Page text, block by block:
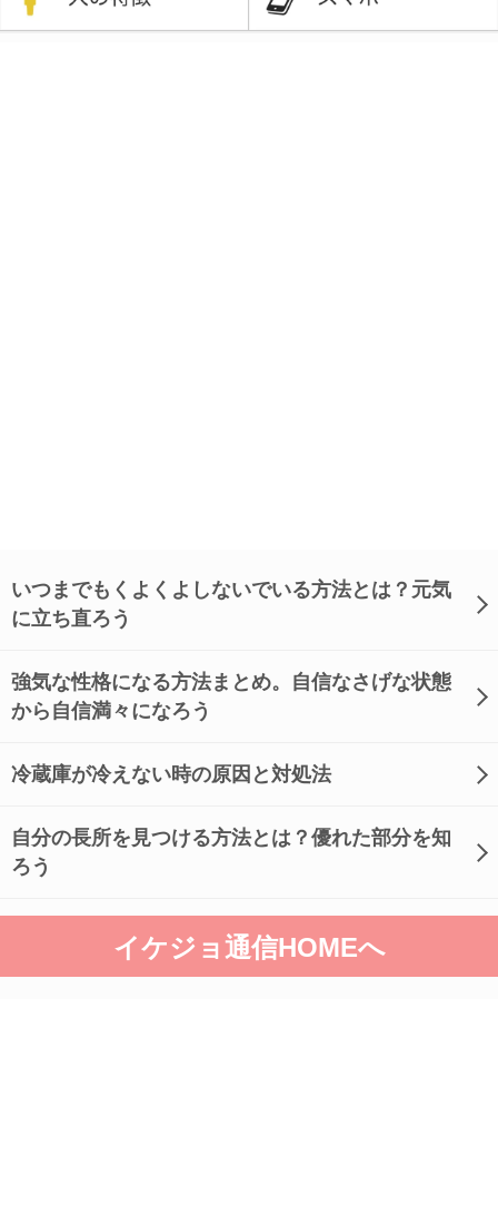
いつまでもくよくよしないでいる方法とは？元気
に立ち直ろう
強気な性格になる方法まとめ。自信なさげな状態
から自信満々になろう
冷蔵庫が冷えない時の原因と対処法
自分の長所を見つける方法とは？優れた部分を知
ろう
イケジョ通信HOMEへ